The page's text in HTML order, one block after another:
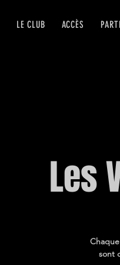
LE CLUB ACCÈS
Les
sont